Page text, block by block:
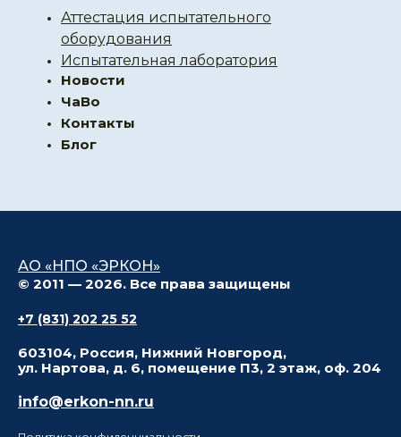
Аттестация испытательного
оборудования
Испытательная лаборатория
Новости
ЧаВо
Контакты
Блог
АО «НПО «ЭРКОН»
© 2011 — 2026. Все права защищены
+7 (831) 202 25 52
603104, Россия, Нижний Новгород,
ул. Нартова, д. 6, помещение П3, 2 этаж, оф. 204
info@erkon-nn.ru